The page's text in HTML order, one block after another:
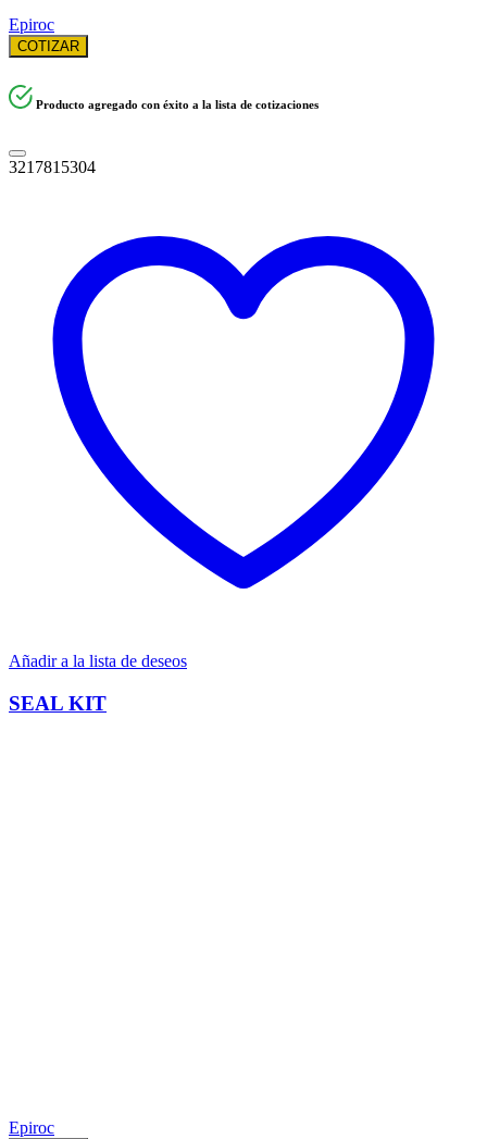
Epiroc
COTIZAR
Producto agregado con éxito a la lista de cotizaciones
3217815304
Añadir a la lista de deseos
SEAL KIT
Epiroc